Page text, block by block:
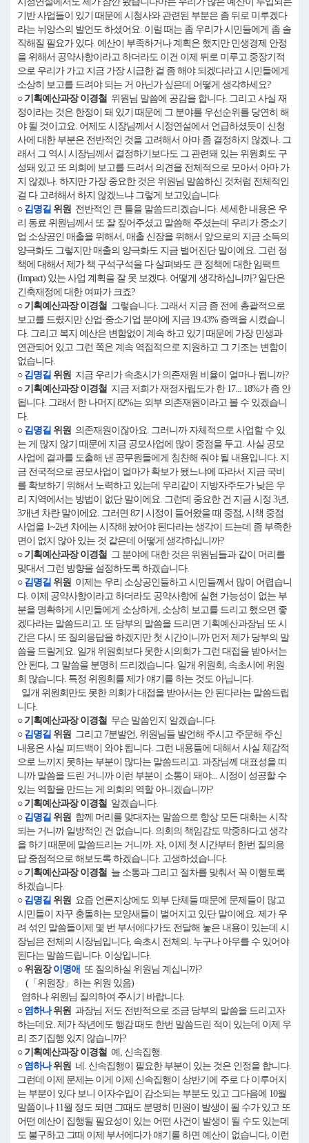
기반 사업들이 있기 때문에 시청사와 관련된 부분은 좀 뒤로 미루겠다
라는 뉘앙스의 발언도 하셨어요. 이럴 때는 좀 우리가 시민들에게 좀 솔
직해질 필요가 있다. 예산이 부족하거나 계획은 했지만 민생경제 안정
을 위해서 공약사항이라고 하더라도 이건 이제 뒤로 미루고 중장기적
으로 우리가 가고 지금 가장 시급한 걸 좀 해야 되겠다라고 시민들에게
소상히 보고를 드려야 되는 거 아닌가 싶은데 어떻게 생각하세요?
○ 기획예산과장 이경철 위원님 말씀에 공감을 합니다. 그리고 사실 재
정이라는 것은 한정이 돼 있기 때문에 그 분야를 우선순위를 당연히 해
야 될 것이고요. 어제도 시장님께서 시정연설에서 언급하셨듯이 신청
사에 대한 부분은 전반적인 것을 고려해서 아마 좀 결정하지 않겠나. 그
래서 그 역시 시장님께서 결정하기보다도 그 관련돼 있는 위원회도 구
성돼 있고 또 의회에 보고를 드려서 의견을 전체적으로 모아서 아마 가
지 않겠나. 하지만 가장 중요한 것은 위원님 말씀하신 것처럼 전체적인
걸 다 고려해서 하지 않겠느냐 그렇게 보고있습니다.
○ 김명길 위원 전반적인 큰 틀을 말씀드리겠습니다. 세세한 내용은 우
리 동료 위원님께서 또 잘 짚어주셨고 말씀해 주셨는데 우리가 중소기
업 소상공인 매출을 위해서, 매출 신장을 위해서 앞으로의 지금 소득의
양극화도 그렇지만 매출의 양극화도 지금 벌어진단 말이에요. 그런 정
책에 대해서 제가 책 구석구석을 다 살펴봐도 큰 정책에 대한 임팩트
(Impact) 있는 사업 계획을 잘 못 보겠다. 어떻게 생각하십니까? 일단은
긴축재정에 대한 여파가 크죠?
○ 기획예산과장 이경철 그렇습니다. 그래서 지금 좀 전에 총괄적으로
보고를 드렸지만 산업·중소기업 분야에 지금 19.43% 증액을 시켰습니
다. 그리고 복지 예산은 변함없이 계속 하고 있기 때문에 가장 민생과
연관되어 있고 그런 쪽은 계속 역점적으로 지원하고 그 기조는 변함이
없습니다.
○ 김명길 위원 지금 우리가 속초시가 의존재원 비율이 얼마나 됩니까?
○ 기획예산과장 이경철 지금 저희가 재정자립도가 한 17... 18%가 좀 안
됩니다. 그래서 한 나머지 82%는 외부 의존재원이라고 볼 수 있겠습니
다.
○ 김명길 위원 의존재원이잖아요. 그러니까 자체적으로 사업할 수 있
는 게 많지 않기 때문에 지금 공모사업에 많이 중점을 두고. 사실 공모
사업에 결과를 도출해 낸 공무원들에게 칭찬해 줘야 될 내용입니다. 지
금 전국적으로 공모사업이 얼마가 확보가 됐느냐에 따라서 지금 국비
를 확보하기 위해서 노력하고 있는데 우리같이 지방자주도가 낮은 우
리 지역에서는 방법이 없단 말이에요. 그런데 중요한 건 지금 시정 3년,
3개년 차란 말이에요. 그러면 8기 시정이 들어왔을 때 중점, 시책 중점
사업을 1~2년 차에는 시작해 놨어야 된다라는 생각이 드는데 좀 부족한
면이 없지 않아 있는 것 같은데 어떻게 생각하십니까?
○ 기획예산과장 이경철 그 분야에 대한 것은 위원님들과 같이 머리를
맞대서 그런 방향을 설정하도록 하겠습니다.
○ 김명길 위원 이제는 우리 소상공인들하고 시민들께서 많이 어렵습니
다. 이제 공약사항이라고 하더라도 공약사항에 실현 가능성이 없는 부
분을 명확하게 시민들에게 소상하게, 소상히 보고를 드리고 했으면 좋
겠다라는 말씀드리고. 또 당부의 말씀을 드리면 기획예산과장님 또 시
간은 다시 또 질의응답을 하겠지만 첫 시간이니까 먼저 제가 당부의 말
씀을 드릴게요. 일개 위원회보다 못한 시의회가 그런 대접을 받아서는
안 된다, 그 말씀을 분명히 드리겠습니다. 일개 위원회, 속초시에 위원
회 많습니다. 특정 위원회를 제가 얘기를 하는 것도 아닙니다.
일개 위원회만도 못한 의회가 대접을 받아서는 안 된다라는 말씀드립
니다.
○ 기획예산과장 이경철 무슨 말씀인지 알겠습니다.
○ 김명길 위원 그리고 7분발언, 위원님들 발언해 주시고 주문해 주신
내용은 사실 피드백이 와야 됩니다. 그런 내용들에 대해서 사실 체감적
으로 느끼지 못하는 부분이 많다는 말씀드리고. 과장님께 대표성을 띠
니까 말씀을 드린 거니까 이런 부분이 소통이 돼야... 시정이 성공할 수
있는 역할을 만드는 게 의회의 역할 아니겠습니까?
○ 기획예산과장 이경철 알겠습니다.
○ 김명길 위원 함께 머리를 맞대자는 말씀으로 항상 모든 대화는 시작
되는 거니까 일방적인 건 없습니다. 의회의 책임감도 막중하다고 생각
을 하기 때문에 말씀드리는 거니까. 자, 이제 첫 시간부터 한번 질의응
답 중점적으로 해보도록 하겠습니다. 고생하셨습니다.
○ 기획예산과장 이경철 늘 소통과 그리고 절차를 맞춰서 꼭 이행토록
하겠습니다.
○ 김명길 위원 요즘 언론지상에도 외부 단체들 때문에 문제들이 많고
시민들이 자꾸 충돌하는 모양새들이 벌어지고 있단 말이에요. 제가 우
려 섞인 말씀들이제 몇 번 부서에다가도 전달해 놓은 내용이 있는데 시
장님은 전체의 시장님입니다, 속초시 전체의. 누구나 아우를 수 있어야
된다는 말씀드립니다. 이상입니다.
○ 위원장이명애 또 질의하실 위원님 계십니까?
(「위원장」하는 위원 있음)
염하나 위원님 질의하여 주시기 바랍니다.
○ 염하나위원 과장님 저도 전반적으로 조금 당부의 말씀을 드리고자
하는데요. 제가 작년에도 행감 때도 한번 말씀드린 적이 있는데 이제 우
리 조기집행 있지 않습니까?
○ 기획예산과장 이경철 예, 신속집행.
○ 염하나위원 네. 신속집행이 필요한 부분이 있는 것은 인정을 합니다.
그런데 이제 문제는 이게 이제 신속집행이 상반기에 주로 다 이루어지
는 부분이 있다 보니 이자수입이 감소되는 부분도 있고 그다음에 10월
말쯤이나 11월 정도 되면 그때도 분명히 민원이 발생이 될 수가 있고 또
어떤 예산이 집행될 필요성이 있는 어떤 사건이 발생이 될 수도 있는데
도 불구하고 그때 이제 부서에다가 얘기를 하면 예산이 없습니다, 이런